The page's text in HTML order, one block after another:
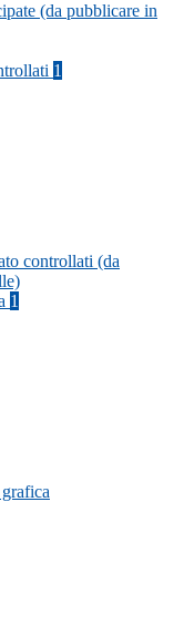
(da pubblicare in
1
controllati (da
1